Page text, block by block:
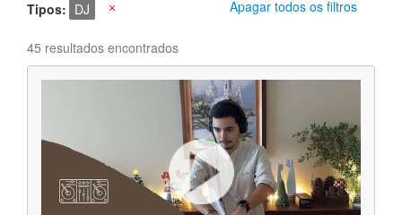
Apagar todos os filtros
Tipos DJ
45 resultados encontrados